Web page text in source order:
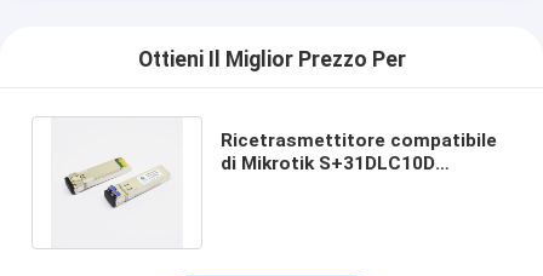
Ottieni Il Miglior Prezzo Per
Ricetrasmettitore compatibile
di Mikrotik S+31DLC10D